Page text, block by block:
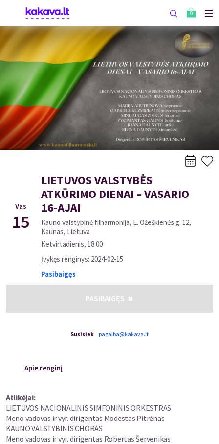
0
Vas
15
LIETUVOS VALSTYBĖS
ATKŪRIMO DIENAI – VASARIO
16-AJAI
Kauno valstybinė filharmonija, E. Ožeškienės g. 12,
Kaunas, Lietuva
Ketvirtadienis, 18:00
Įvykęs renginys: 2024-02-15
Pasibaigęs
PASIBAIGĘS
Susisiek pagalba@kakava.lt
Apie renginį
Atlikėjai:
LIETUVOS NACIONALINIS SIMFONINIS ORKESTRAS
Meno vadovas ir vyr. dirigentas Modestas Pitrėnas
KAUNO VALSTYBINIS CHORAS
Meno vadovas ir vyr. dirigentas Robertas Šervenikas